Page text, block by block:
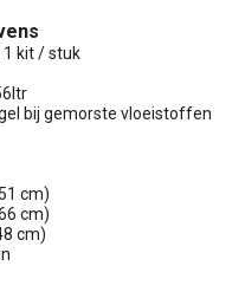
1 kit / stuk
bij gemorste vloeistoffen
cm)
cm)
cm)